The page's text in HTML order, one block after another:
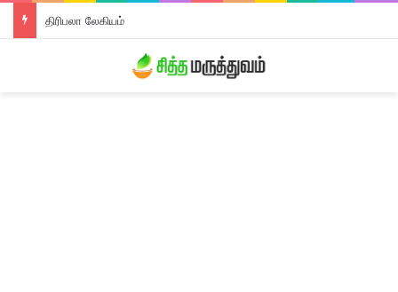
தாளிசப்பத்திரி சூரணம்